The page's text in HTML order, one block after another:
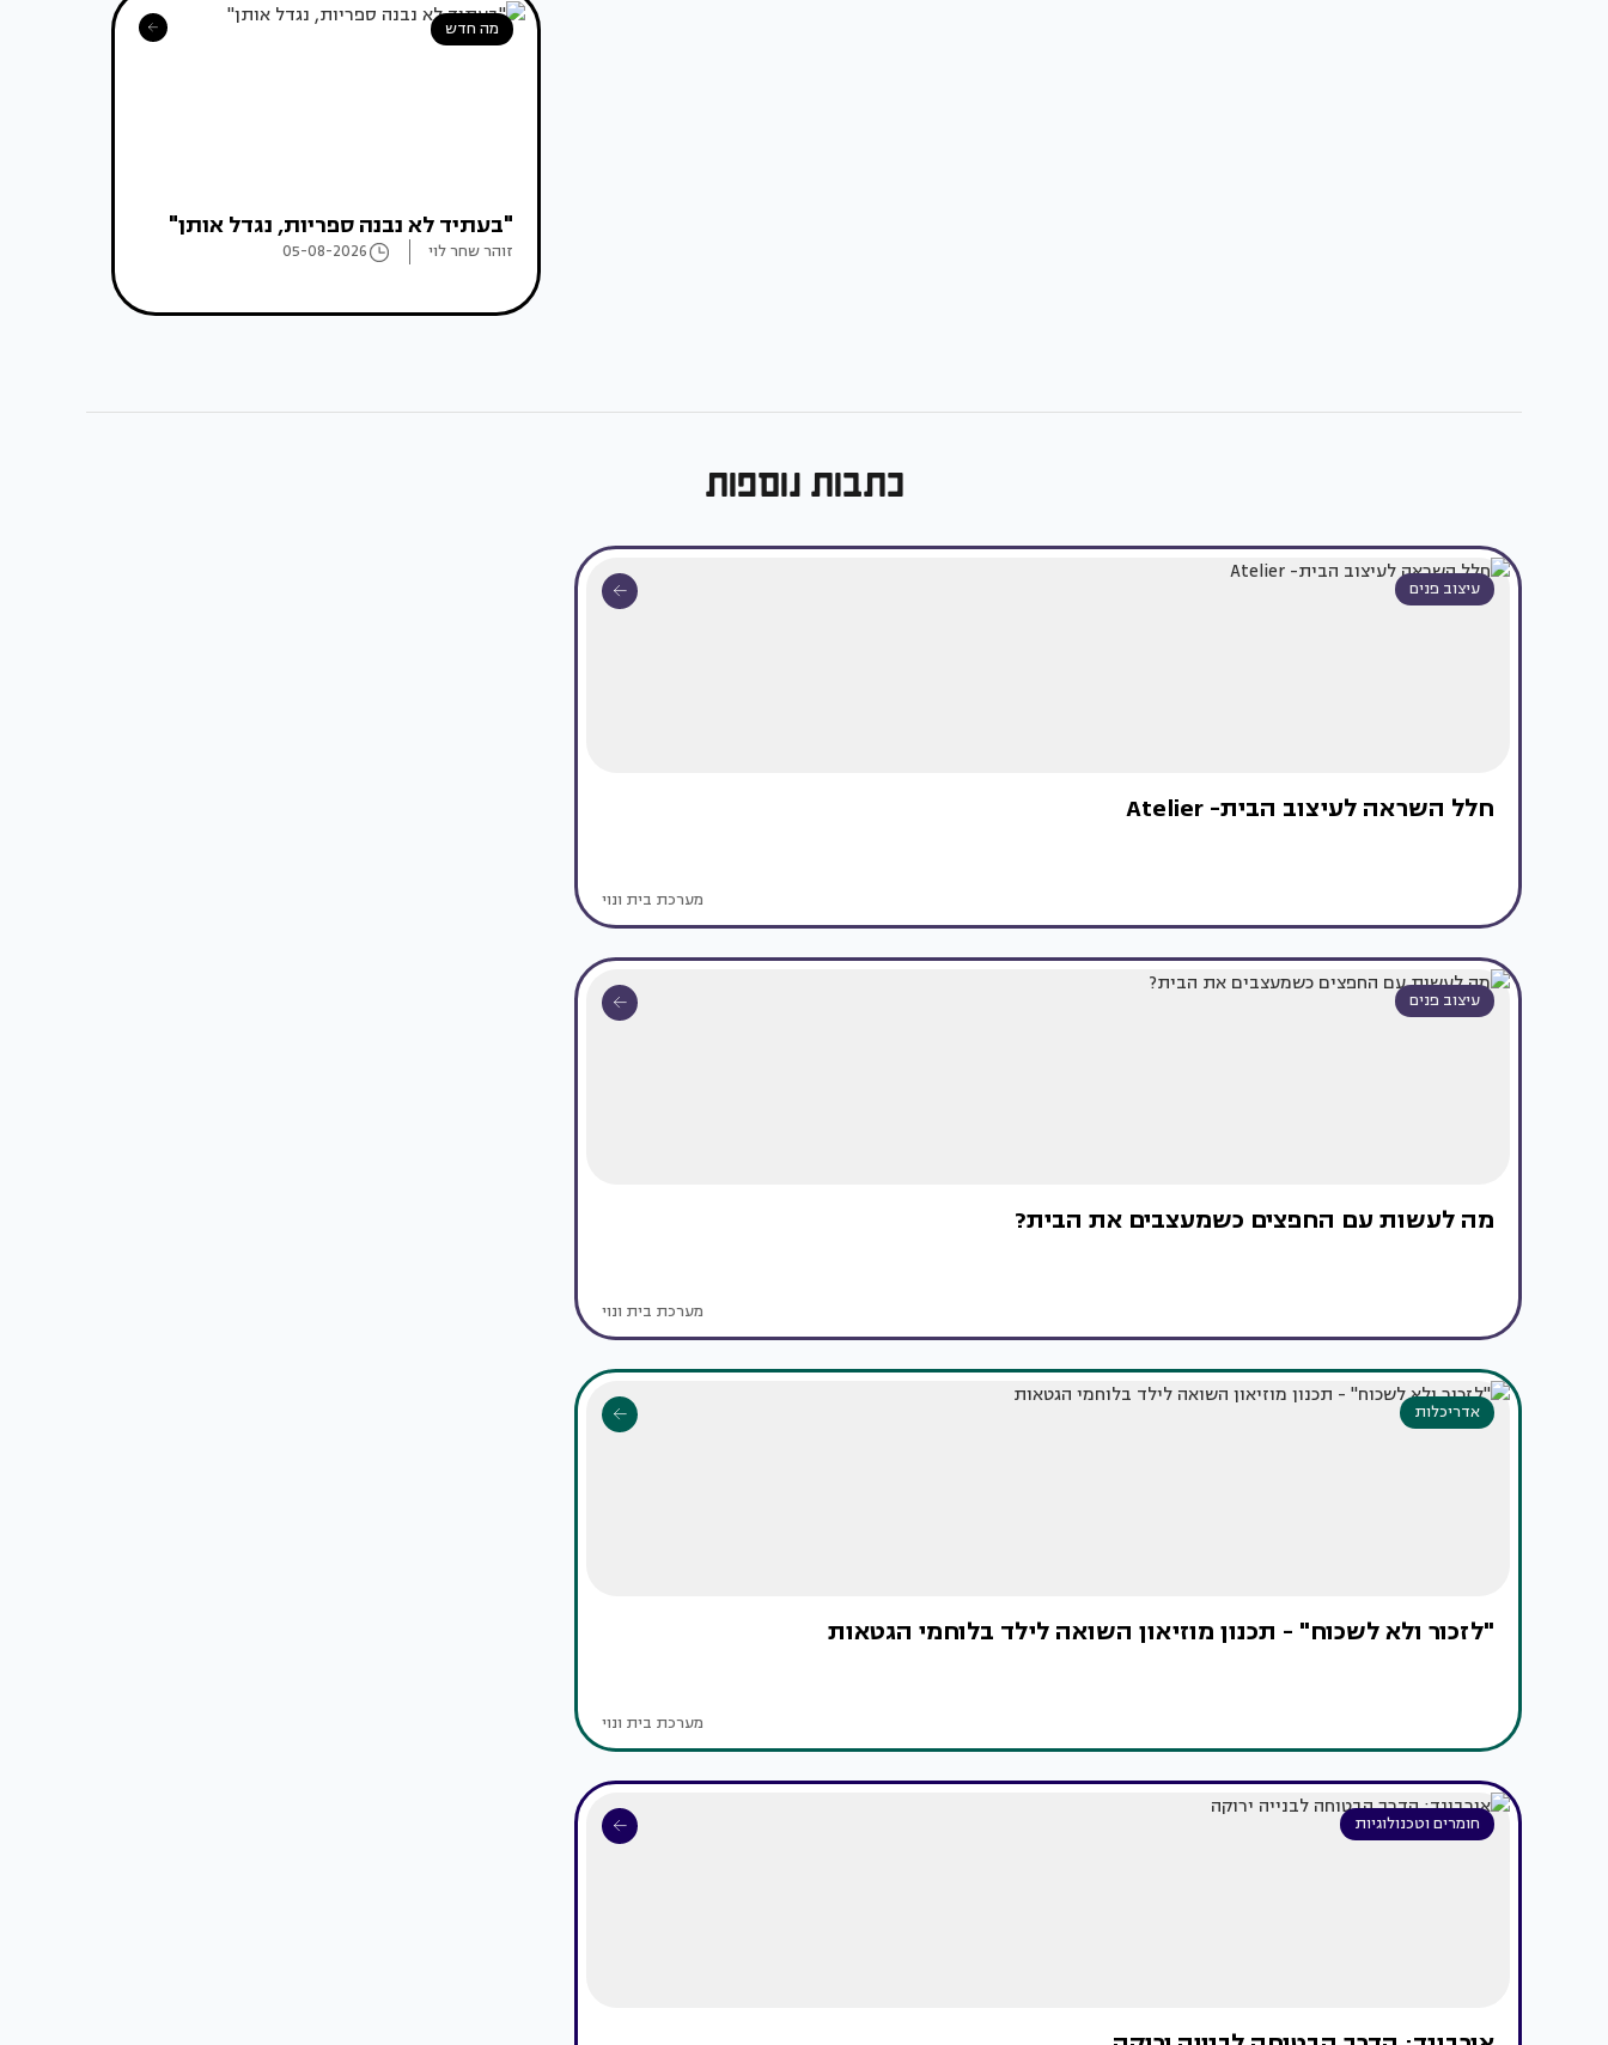
מה חדש
"בעתיד לא נבנה ספריות, נגדל אותן"
זוהר שחר לוי 05-08-2026
כתבות נוספות
עיצוב פנים
חלל השראה לעיצוב הבית- Atelier
מערכת בית ונוי
עיצוב פנים
מה לעשות עם החפצים כשמעצבים את הבית?
מערכת בית ונוי
אדריכלות
"לזכור ולא לשכוח" - תכנון מוזיאון השואה לילד בלוחמי הגטאות
מערכת בית ונוי
חומרים וטכנולוגיות